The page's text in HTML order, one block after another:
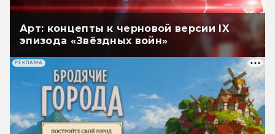
Арт: концепты к черновой версии IX
эпизода «Звёздных войн»
РЕКЛАМА